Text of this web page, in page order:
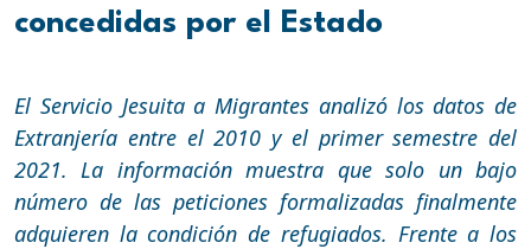
concedidas por el Estado
El Servicio Jesuita a Migrantes analizó los datos de
Extranjería entre el 2010 y el primer semestre del
2021. La información muestra que solo un bajo
número de las peticiones formalizadas finalmente
adquieren la condición de refugiados. Frente a los